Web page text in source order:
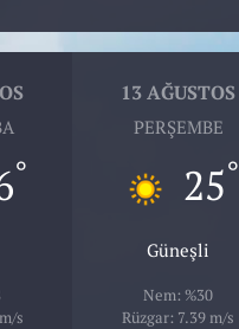
°
s
13 AĞUSTOS
PERŞEMBE
25°
Güneşli
Nem: %30
Rüzgar: 7.39 m/s